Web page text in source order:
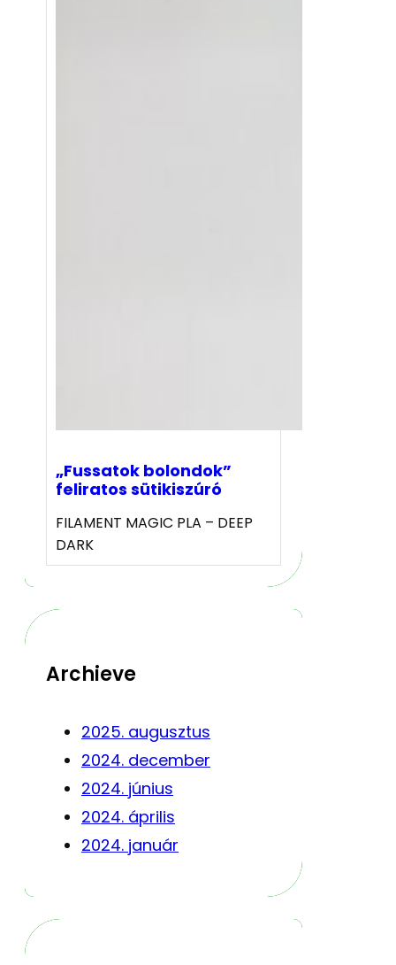
„Fussatok bolondok”
feliratos sütikiszúró
FILAMENT MAGIC PLA – DEEP
DARK
Archieve
2025. augusztus
2024. december
2024. június
2024. április
2024. január